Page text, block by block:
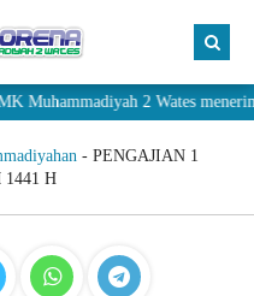
2 Wates menerima
- PENGAJIAN 1
H